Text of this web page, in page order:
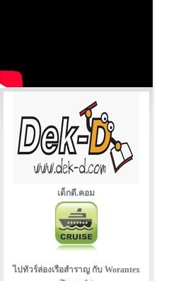
เด็กดี.คอม
ไปทัวร์ล่องเรือสำราญ กับ Worantex